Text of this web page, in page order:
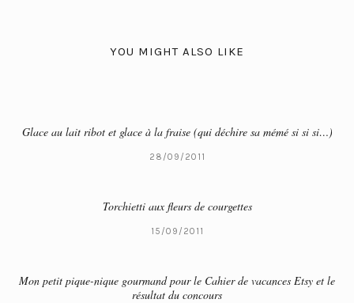
YOU MIGHT ALSO LIKE
Glace au lait ribot et glace à la fraise (qui déchire sa mémé si si si…)
28/09/2011
Torchietti aux fleurs de courgettes
15/09/2011
Mon petit pique-nique gourmand pour le Cahier de vacances Etsy et le
résultat du concours